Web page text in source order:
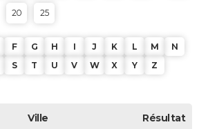
20 25
F G H I J K L M
N
S T U V W X Y Z
Ville Résultat